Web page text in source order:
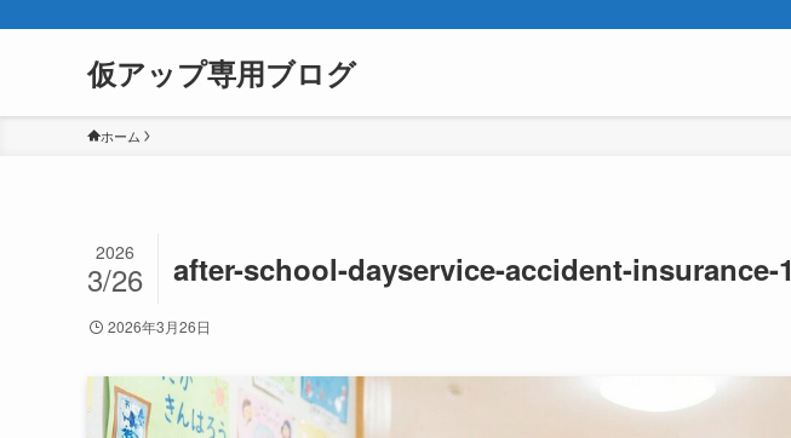
仮アップ専用ブログ
ホーム
after-school-dayservice-accident-insurance-1
2026
3/26
2026年3月26日